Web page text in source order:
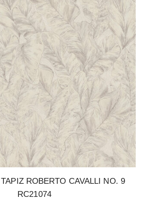
ROBERTO CAVALLI NO. 9
RC21074